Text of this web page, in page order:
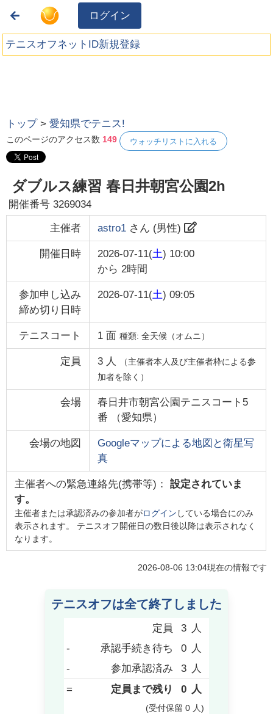
ログイン
テニスオフネットID新規登録
トップ >愛知県でテニス!
このページのアクセス数 149 ウォッチリストに入れる
ダブルス練習 春日井朝宮公園2h
開催番号3269034
主催者 astro1さん (男性)
開催日時 2026-07-11(土) 10:00
から 2時間
参加申し込み
締め切り日時
2026-07-11(土) 09:05
テニスコート 1面 種類: 全天候（オムニ）
定員 3 人
（主催者本人及び主催者枠による参
加者を除く）
会場
春日井市朝宮公園テニスコート5
番 （愛知県）
会場の地図
Googleマップによる地図と衛星写
真
主催者への緊急連絡先(携帯等)： 設定されていま
す。
主催者または承認済みの参加者がログイン している場合にのみ
表示されます。 テニスオフ開催日の数日後以降は表示されなく
なります。
2026-08-06 13:04現在の情報です
テニスオフは全て終了しました
定員 3 人
-
承認手続き待ち 0 人
-
参加承認済み 3 人
=
定員まで残り 0 人
(受付保留 0 人)